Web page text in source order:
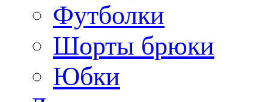
Футболки
Шорты брюки
Юбки